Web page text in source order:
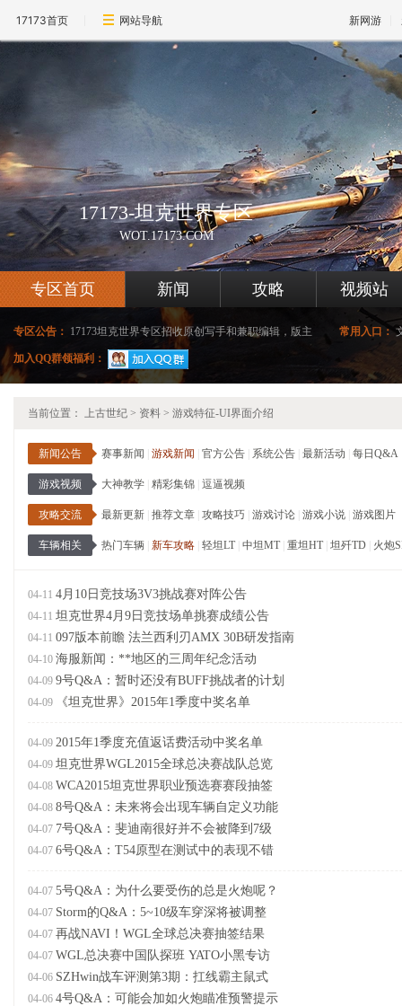
17173首页 网站导航 新网游
17173-坦克世界专区
WOT.17173.COM
专区首页 新闻 攻略 视频站
专区公告： 17173坦克世界专区招收原创写手和兼职编辑，版主 常用入口：
加入QQ群领福利：
当前位置： 上古世纪 > 资料 > 游戏特征-UI界面介绍
新闻公告 赛事新闻 游戏新闻 官方公告 系统公告 最新活动 每日Q&A
游戏视频 大神教学 精彩集锦 逗逼视频
攻略交流 最新更新 推荐文章 攻略技巧 游戏讨论 游戏小说 游戏图片
车辆相关 热门车辆 新车攻略 轻坦LT 中坦MT 重坦HT 坦歼TD 火炮
04-11 4月10日竞技场3V3挑战赛对阵公告
04-11 坦克世界4月9日竞技场单挑赛成绩公告
04-11 097版本前瞻 法兰西利刃AMX 30B研发指南
04-10 海服新闻：**地区的三周年纪念活动
04-09 9号Q&A：暂时还没有BUFF挑战者的计划
04-09 《坦克世界》2015年1季度中奖名单
04-09 2015年1季度充值返话费活动中奖名单
04-09 坦克世界WGL2015全球总决赛战队总览
04-08 WCA2015坦克世界职业预选赛赛段抽签
04-08 8号Q&A：未来将会出现车辆自定义功能
04-07 7号Q&A：斐迪南很好并不会被降到7级
04-07 6号Q&A：T54原型在测试中的表现不错
04-07 5号Q&A：为什么要受伤的总是火炮呢？
04-07 Storm的Q&A：5~10级车穿深将被调整
04-07 再战NAVI！WGL全球总决赛抽签结果
04-07 WGL总决赛中国队探班 YATO小黑专访
04-06 SZHwin战车评测第3期：扛线霸主鼠式
04-06 4号Q&A：可能会加如火炮瞄准预警提示